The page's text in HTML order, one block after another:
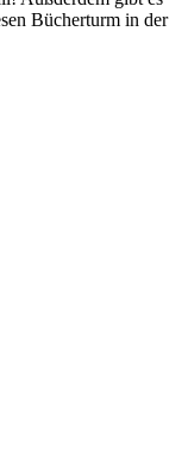
Bücherturm in der